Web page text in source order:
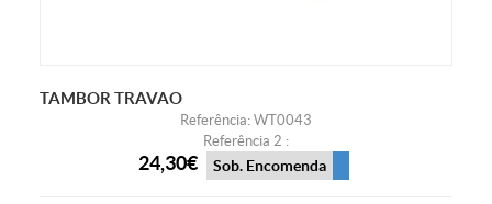
TAMBOR TRAVAO
Referência: WT0043
Referência 2 :
24,30€ Sob. Encomenda